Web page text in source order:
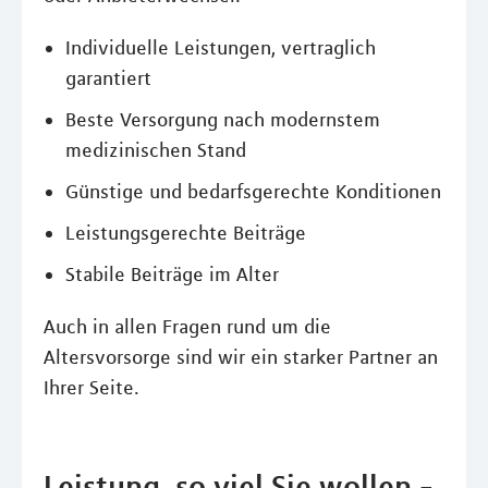
Individuelle Leistungen, vertraglich
garantiert
Beste Versorgung nach modernstem
medizinischen Stand
Günstige und bedarfsgerechte Konditionen
Leistungsgerechte Beiträge
Stabile Beiträge im Alter
Auch in allen Fragen rund um die
Altersvorsorge sind wir ein starker Partner an
Ihrer Seite.